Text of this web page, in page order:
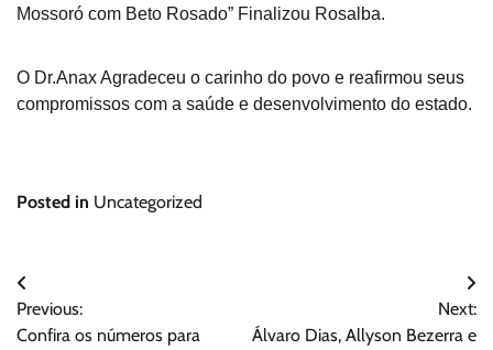
Mossoró com Beto Rosado” Finalizou Rosalba.
O Dr.Anax Agradeceu o carinho do povo e reafirmou seus
compromissos com a saúde e desenvolvimento do estado.
Posted in Uncategorized
Navegação
de
Previous:
Confira os números para
Next:
Álvaro Dias, Allyson Bezerra e